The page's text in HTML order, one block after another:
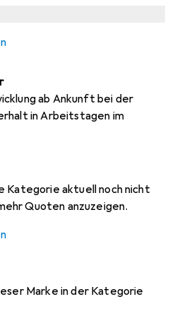
ab Ankunft bei der
in Arbeitstagen im
Kategorie aktuell noch nicht
Quoten anzuzeigen.
Marke in der Kategorie